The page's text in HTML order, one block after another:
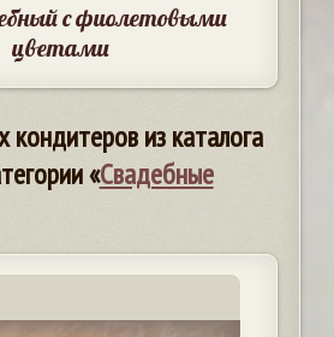
с фиолетовыми
цветами
кондитеров из каталога
«Свадебные